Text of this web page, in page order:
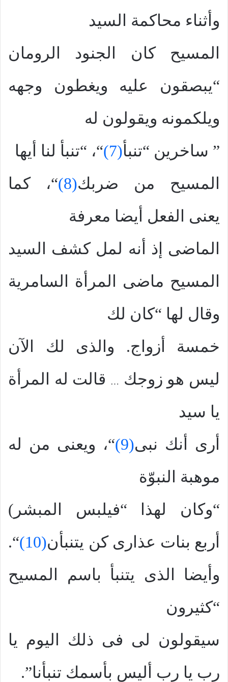
وأثناء محاكمة السيد
المسيح كان الجنود الرومان
“يبصقون عليه ويغطون وجهه
ويلكمونه ويقولون له
” ساخرين “تنبأ(7)
“، “تنبأ لنا أيها
المسيح من ضربك(8)
“، كما
يعنى الفعل أيضا معرفة
الماضى إذ أنه لمل كشف السيد
المسيح ماضى المرأة السامرية
وقال لها “كان لك
خمسة أزواج. والذى لك الآن
ليس هو زوجك
…
قالت له المرأة
يا سيد
أرى أنك نبى(9)
“، ويعنى من له
موهبة النبوّة
“وكان لهذا “فيلبس المبشر)
أربع بنات عذارى كن يتنبأن(10)
“.
وأيضا الذى يتنبأ باسم المسيح
“كثيرون
سيقولون لى فى ذلك اليوم يا
رب يا رب أليس بأسمك تنبأنا”.